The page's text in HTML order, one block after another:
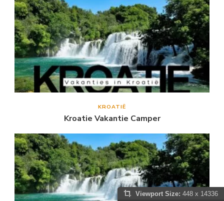
KROATIË
Kroatie Vakantie Camper
Viewport Size: 448 x 14336